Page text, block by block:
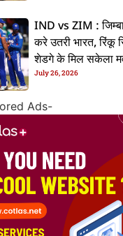
IND vs ZIM :
करे उतरी भारत, रिंकू
शेडगे के मिल सकेला
July 26, 2026
Ads-